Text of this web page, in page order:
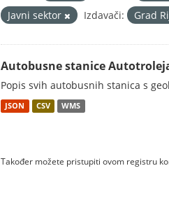
Javni sektor
Izdavači: Grad
Autobusne stanice
Popis svih autobusnih stanica s
JSON CSV WMS
Također možete pristupiti ovom registru